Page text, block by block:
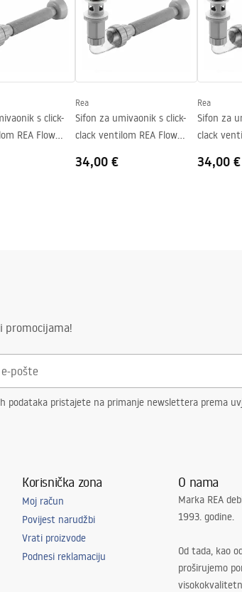
uvjeti
s click-
REA Flow
Rea
Sifon za umivaonik s click-
clack ventilom REA Flow
34,00 €
Rea
Sifon za
clack
34,00 €
promocijama!
podataka pristajete na primanje newslettera prema
Korisnička zona
Moj račun
Povijest narudžbi
Vrati proizvode
Podnesi reklamaciju
O nama
Marka REA
1993. godine.
Od tada, kao
proširujemo